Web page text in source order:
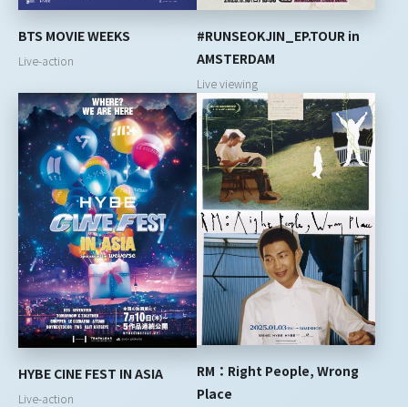
BTS MOVIE WEEKS
Live-action
#RUNSEOKJIN_EP.TOUR in
AMSTERDAM
Live viewing
HYBE CINE FEST IN ASIA
Live-action
RM：Right People, Wrong
Place